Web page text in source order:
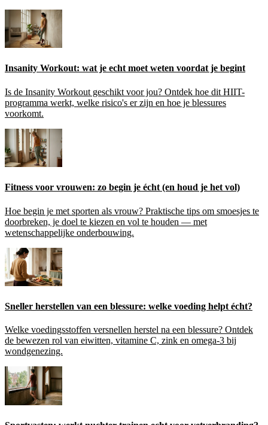
Insanity Workout: wat je echt moet weten voordat je begint
Is de Insanity Workout geschikt voor jou? Ontdek hoe dit HIIT-
programma werkt, welke risico's er zijn en hoe je blessures
voorkomt.
Fitness voor vrouwen: zo begin je écht (en houd je het vol)
Hoe begin je met sporten als vrouw? Praktische tips om smoesjes te
doorbreken, je doel te kiezen en vol te houden — met
wetenschappelijke onderbouwing.
Sneller herstellen van een blessure: welke voeding helpt écht?
Welke voedingsstoffen versnellen herstel na een blessure? Ontdek
de bewezen rol van eiwitten, vitamine C, zink en omega-3 bij
wondgenezing.